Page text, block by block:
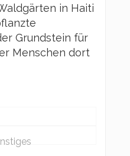
in Haiti
Grundstein für
Menschen dort